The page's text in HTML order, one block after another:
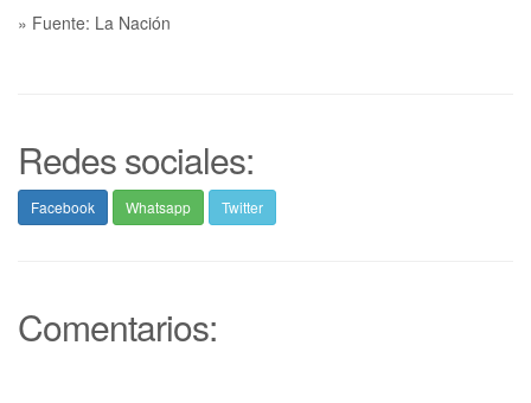
» Fuente: La Nación
Redes sociales:
Facebook Whatsapp Twitter
Comentarios: